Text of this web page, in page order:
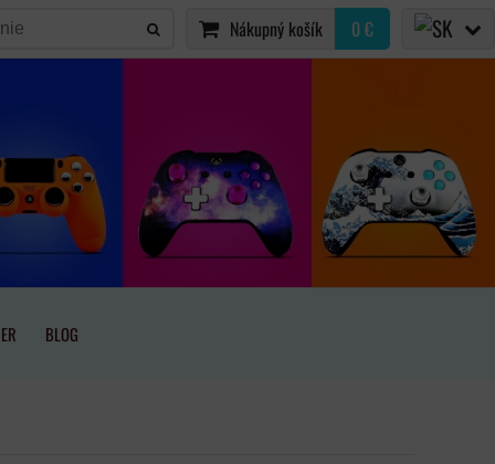
Nákupný košík 0 €
BLOG